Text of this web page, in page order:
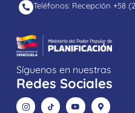
Teléfonos: Recepción +58
Síguenos en nuestras
Redes Sociales